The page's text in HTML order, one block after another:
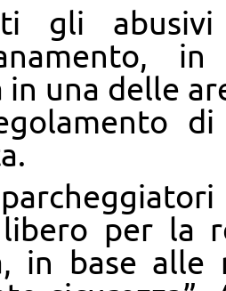
gli abusivi
in una delle
per la
in base alle